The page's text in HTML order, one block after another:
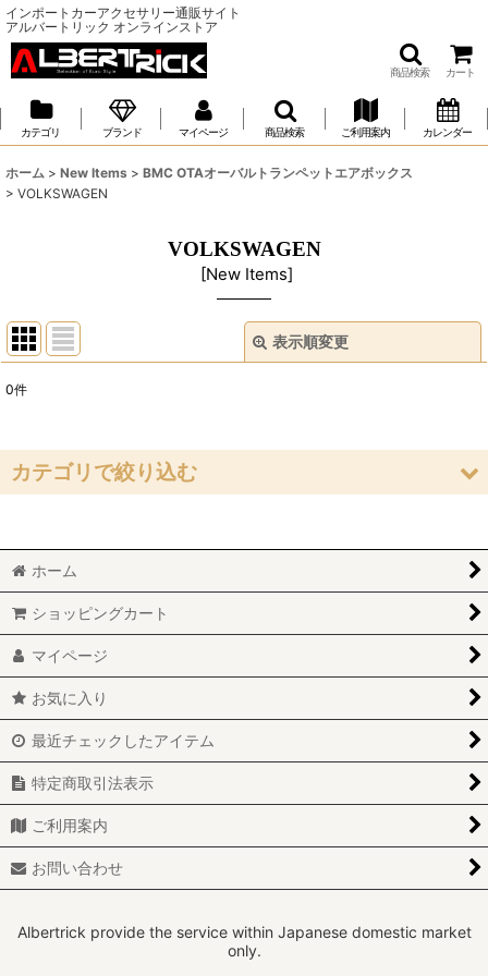
インポートカーアクセサリー通販サイト
アルバートリック オンラインストア
商品検索 カート
カテゴリ ブランド マイページ 商品検索 ご利用案内 カレンダー
ホーム > New Items > BMC OTAオーバルトランペットエアボックス
> VOLKSWAGEN
VOLKSWAGEN
[New Items]
表示順変更
並び順:
0件
カテゴリで絞り込む
ABARTH
ALFAROMEO
MITSUBISHI
SUBARU
TOYOTA
ホーム
ショッピングカート
マイページ
お気に入り
最近チェックしたアイテム
特定商取引法表示
ご利用案内
お問い合わせ
Albertrick provide the service within Japanese domestic market
only.